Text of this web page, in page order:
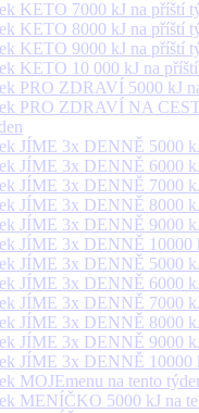
KETO 7000 kJ na příští
KETO 8000 kJ na příští
KETO 9000 kJ na příští
KETO 10 000 kJ na
PRO ZDRAVÍ 5000 kJ
PRO ZDRAVÍ NA
JÍME 3x DENNĚ 5000
JÍME 3x DENNĚ 6000
JÍME 3x DENNĚ 7000
JÍME 3x DENNĚ 8000
JÍME 3x DENNĚ 9000
JÍME 3x DENNĚ 10000
JÍME 3x DENNĚ 5000
JÍME 3x DENNĚ 6000
JÍME 3x DENNĚ 7000
JÍME 3x DENNĚ 8000
JÍME 3x DENNĚ 9000
JÍME 3x DENNĚ 10000
MOJEmenu na tento
MENÍČKO 5000 kJ na